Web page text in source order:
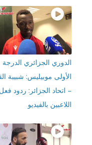
الجزائري الدرجة
موبيليس: شبيبة القبائل
الجزائر: ردود فعل
بالفيديو